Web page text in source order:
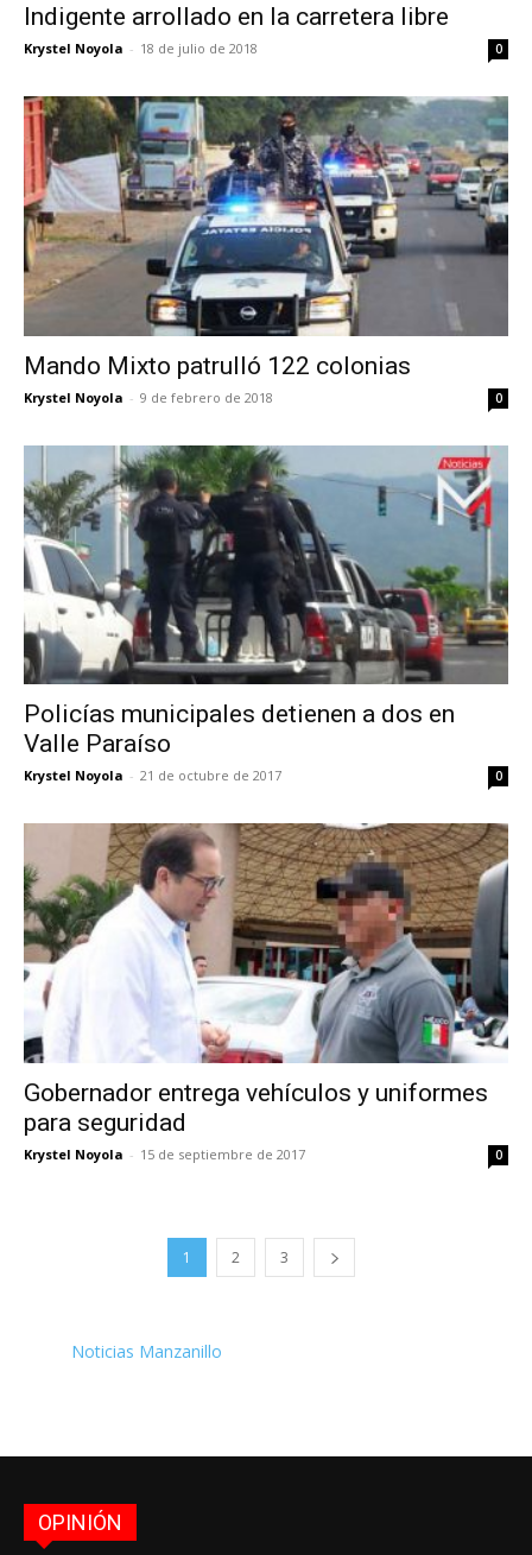
Indigente arrollado en la carretera libre
Krystel Noyola - 18 de julio de 2018 0
Mando Mixto patrulló 122 colonias
Krystel Noyola - 9 de febrero de 2018 0
Policías municipales detienen a dos en
Valle Paraíso
Krystel Noyola - 21 de octubre de 2017 0
Gobernador entrega vehículos y uniformes
para seguridad
Krystel Noyola - 15 de septiembre de 2017 0
1 2 3
Noticias Manzanillo
OPINIÓN